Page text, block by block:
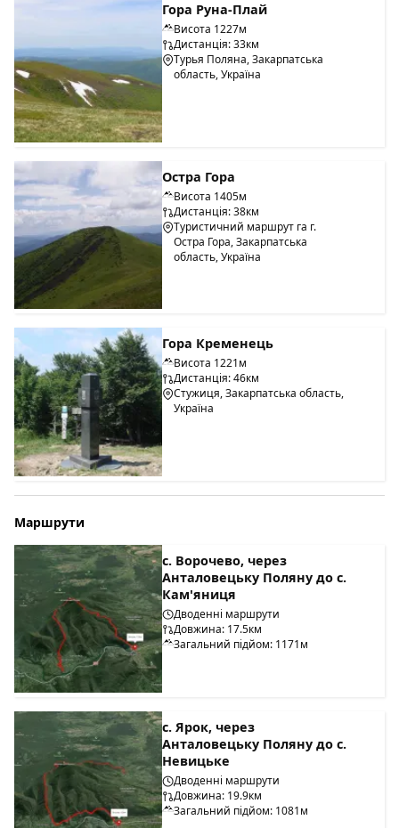
Гора Руна-Плай
Висота 1227м
Дистанція: 33км
Турья Поляна, Закарпатська
область, Україна
Остра Гора
Висота 1405м
Дистанція: 38км
Туристичний маршрут га г.
Остра Гора, Закарпатська
область, Україна
Гора Кременець
Висота 1221м
Дистанція: 46км
Стужиця, Закарпатська область,
Україна
Маршрути
с. Ворочево, через
Анталовецьку Поляну до с.
Кам'яниця
Дводенні маршрути
Довжина: 17.5км
Загальний підйом: 1171м
с. Ярок, через
Анталовецьку Поляну до с.
Невицьке
Дводенні маршрути
Довжина: 19.9км
Загальний підйом: 1081м